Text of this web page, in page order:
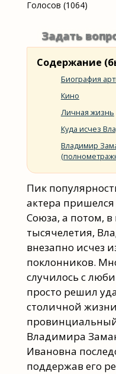
Голосов (1064)
Задать
Содержание
Биография
Кино
Личная жизнь
Куда исчез
Владимир
Пик
актера пришелся
Союза, а потом, в
тысячелетия,
внезапно исчез
поклонников.
случилось с
просто решил
столичной
Владимира
Ивановна
поддержав его